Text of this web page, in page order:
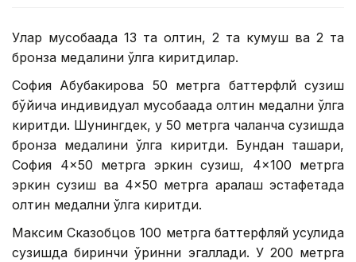
Улар мусобақада 13 та олтин, 2 та кумуш ва 2 та
бронза медалини қўлга киритдилар.
София Абубакирова 50 метрга баттерфлй сузиш
бўйича индивидуал мусобақада олтин медални қўлга
киритди. Шунингдек, у 50 метрга чалқанча сузишда
бронза медалини қўлга киритди. Бундан ташқари,
София 4×50 метрга эркин сузиш, 4×100 метрга
эркин сузиш ва 4×50 метрга аралаш эстафетада
олтин медални қўлга киритди.
Максим Сказобцов 100 метрга баттерфляй усулида
сузишда биринчи ўринни эгаллади. У 200 метрга